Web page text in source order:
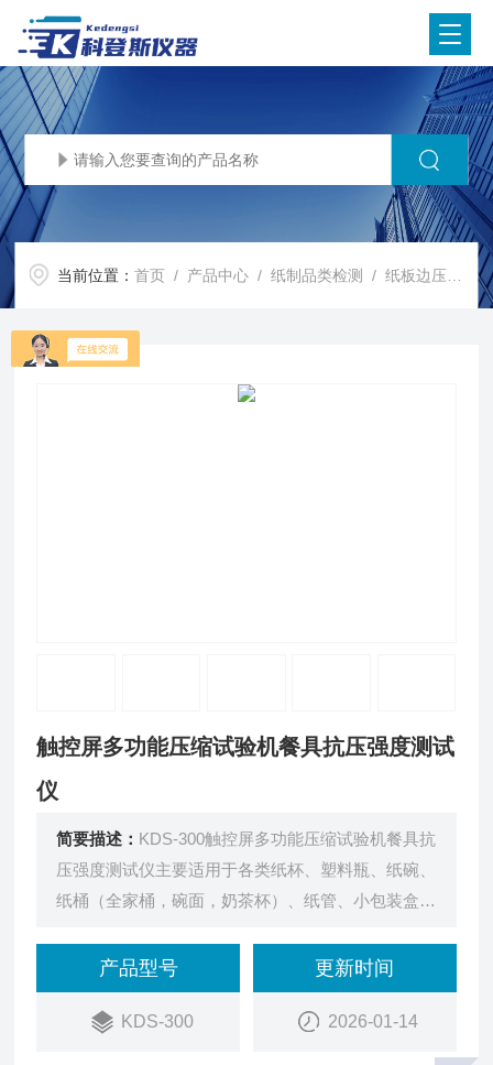
当前位置：首页 / 产品中心 /纸制品类检测 /纸板边压强度试验机
触控屏多功能压缩试验机餐具抗压强度测试
仪
简要描述： KDS-300触控屏多功能压缩试验机餐具抗
压强度测试仪主要适用于各类纸杯、塑料瓶、纸碗、
纸桶（全家桶，碗面，奶茶杯）、纸管、小包装盒及
测。是纸杯、纸碗、纸桶生产企业、质量检测机构等
部门理想检测设备。本仪器具有各项参数的测试、转
换、调节、显示、记忆、及统计打印等功能。具有数
据处理功能，可直接得出各项数据统计结果，并且自
产品型号
KDS-300
更新时间
2026-01-14